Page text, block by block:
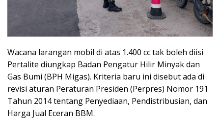
Wacana larangan mobil di atas 1.400 cc tak boleh diisi
Pertalite diungkap Badan Pengatur Hilir Minyak dan
Gas Bumi (BPH Migas). Kriteria baru ini disebut ada di
revisi aturan Peraturan Presiden (Perpres) Nomor 191
Tahun 2014 tentang Penyediaan, Pendistribusian, dan
Harga Jual Eceran BBM.